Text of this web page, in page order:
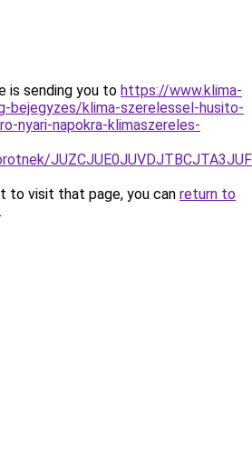
is sending you to https://www.klima-
bejegyzes/klima-szerelessel-husito-
nyari-napokra-klimaszereles-
to visit that page, you can return to
.